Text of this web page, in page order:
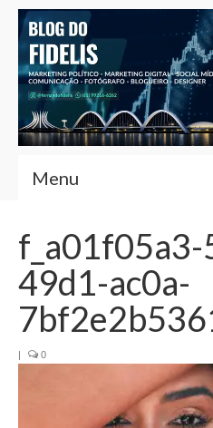
Menu
Fernando Fidelis
Café com Fidelis
49d1-ac0a-
| 0